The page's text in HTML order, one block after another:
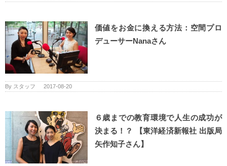
価値をお金に換える方法：空間プロ
デューサーNanaさん
By スタッフ 2017-08-20
６歳までの教育環境で人生の成功が
決まる！？ 【東洋経済新報社 出版局
矢作知子さん】